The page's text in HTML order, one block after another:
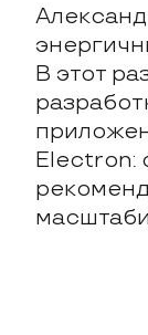
В этот
Electron: